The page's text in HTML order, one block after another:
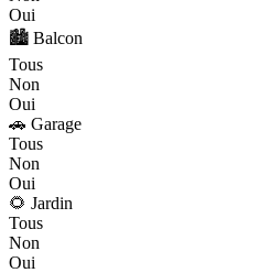
Oui
🏙️ Balcon
Tous
Non
Oui
🚗 Garage
Tous
Non
Oui
🌻 Jardin
Tous
Non
Oui